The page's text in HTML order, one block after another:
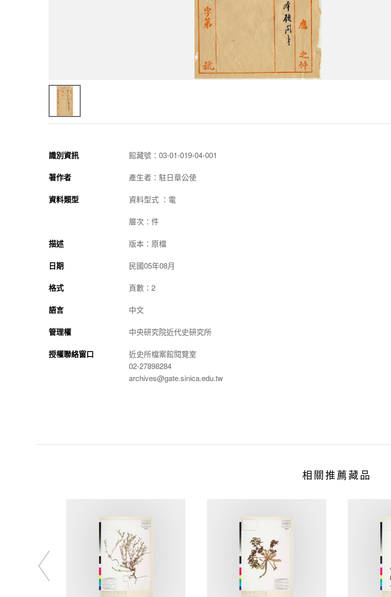
識別資訊 館藏號：03-01-019-04-001
著作者 產生者：駐日章公使
資料類型 資料型式 ：電
層次：件
描述 版本：原檔
日期 民國05年08月
格式 頁數：2
語言 中文
管理權 中央研究院近代史研究所
授權聯絡窗口
近史所檔案館閱覽室
02-27898284
archives@gate.sinica.edu.tw
相關推薦藏品